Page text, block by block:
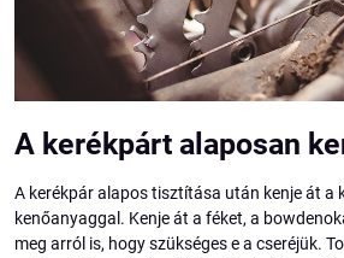
A kerékpárt alaposan
A kerékpár alapos tisztítása után kenje át a
kenőanyaggal. Kenje át a féket, a
meg arról is, hogy szükséges e a cseréjük.